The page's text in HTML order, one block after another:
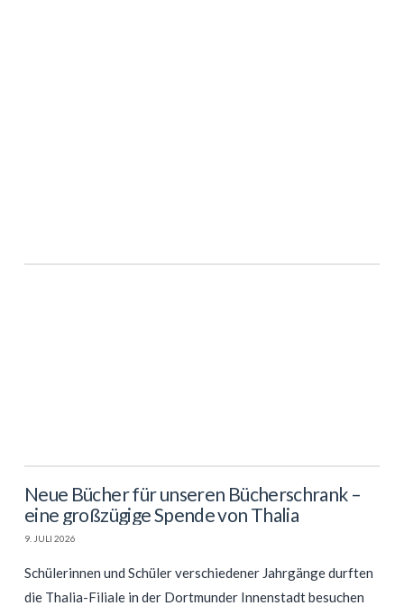
Neue Bücher für unseren Bücherschrank –
eine großzügige Spende von Thalia
9. JULI 2026
Schülerinnen und Schüler verschiedener Jahrgänge durften
die Thalia-Filiale in der Dortmunder Innenstadt besuchen